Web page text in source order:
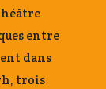
entre
dans
trois